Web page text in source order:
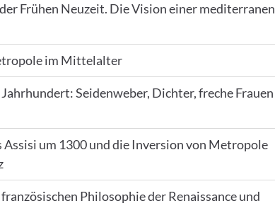
Frühen Neuzeit. Die Vision einer mediterranen
im Mittelalter
Jahrhundert: Seidenweber, Dichter, freche Frauen
Assisi um 1300 und die Inversion von Metropole
Philosophie der Renaissance und